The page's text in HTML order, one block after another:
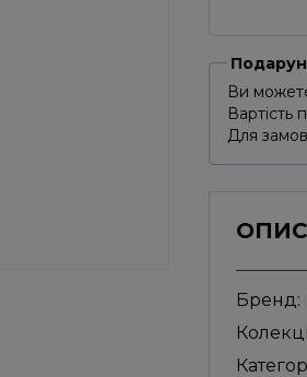
Ви
Вартість
Для
ОПИС
Бренд: